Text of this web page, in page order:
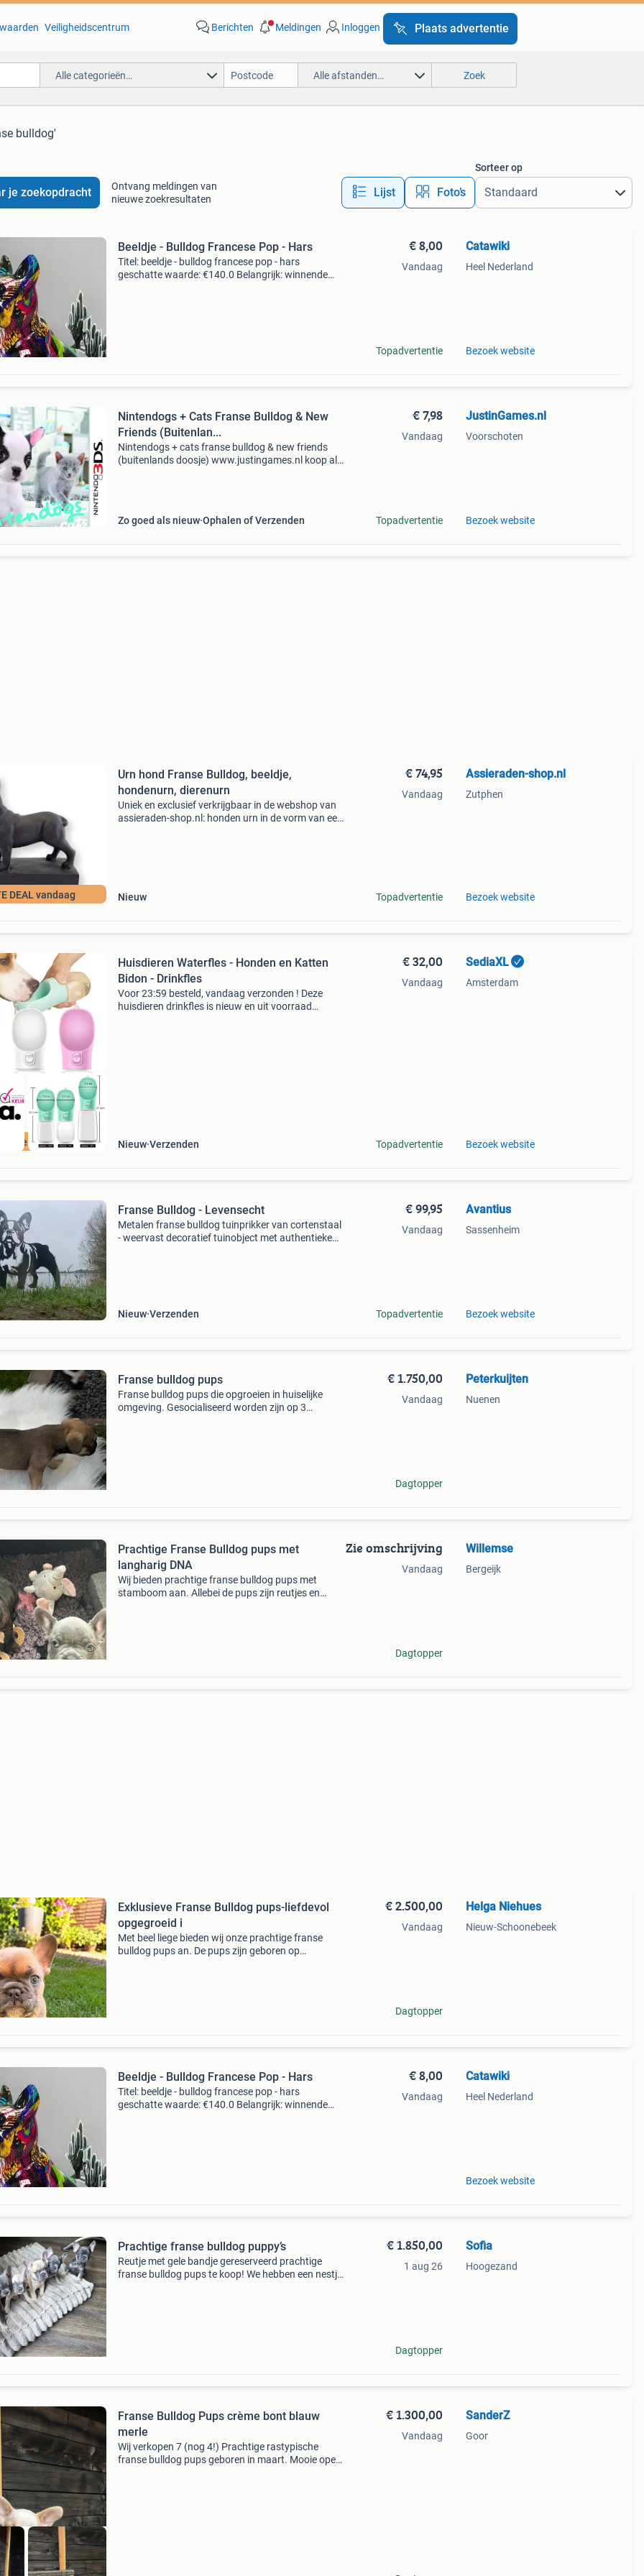
Veiligheidscentrum Berichten Meldingen Inloggen Plaats advertentie
Alle categorieën… Alle afstanden… Zoek
bulldog'
je zoekopdracht
Ontvang meldingen van
nieuwe zoekresultaten
Lijst Foto’s
Sorteer op
Beeldje - Bulldog Francese Pop - Hars
Titel: beeldje - bulldog francese pop - hars
geschatte waarde: €140.0 Belangrijk: winnende
€ 8,00
Vandaag
Topadvertentie
Catawiki
Heel Nederland
Bezoek website
Nintendogs + Cats Franse Bulldog & New
Friends (Buitenlan...
Nintendogs + cats franse bulldog & new friends
(buitenlands doosje) www.justingames.nl koop al
Zo goed als nieuw Ophalen of Verzenden
€ 7,98
Vandaag
Topadvertentie
JustinGames.nl
Voorschoten
Bezoek website
DEAL vandaag
Urn hond Franse Bulldog, beeldje,
hondenurn, dierenurn
Uniek en exclusief verkrijgbaar in de webshop van
assieraden-shop.nl: honden urn in de vorm van een
Nieuw
€ 74,95
Vandaag
Topadvertentie
Assieraden-shop.nl
Zutphen
Bezoek website
met 9+
Huisdieren Waterfles - Honden en Katten
Bidon - Drinkfles
Voor 23:59 besteld, vandaag verzonden ! Deze
huisdieren drinkfles is nieuw en uit voorraad
Nieuw Verzenden
€ 32,00
Vandaag
Topadvertentie
SediaXL
Amsterdam
Bezoek website
Franse Bulldog - Levensecht
Metalen franse bulldog tuinprikker van cortenstaal
- weervast decoratief tuinobject met authentieke
Nieuw Verzenden
€ 99,95
Vandaag
Topadvertentie
Avantius
Sassenheim
Bezoek website
Franse bulldog pups
Franse bulldog pups die opgroeien in huiselijke
omgeving. Gesocialiseerd worden zijn op 3
€ 1.750,00
Vandaag
Dagtopper
Peterkuijten
Nuenen
Prachtige Franse Bulldog pups met
langharig DNA
Wij bieden prachtige franse bulldog pups met
stamboom aan. Allebei de pups zijn reutjes en
Zie omschrijving
Vandaag
Dagtopper
Willemse
Bergeijk
Exklusieve Franse Bulldog pups-liefdevol
opgegroeid i️
Met beel liege bieden wij onze prachtige franse
bulldog pups an. De pups zijn geboren op
€ 2.500,00
Vandaag
Dagtopper
Helga Niehues
Nieuw-Schoonebeek
Beeldje - Bulldog Francese Pop - Hars
Titel: beeldje - bulldog francese pop - hars
geschatte waarde: €140.0 Belangrijk: winnende
€ 8,00
Vandaag
Catawiki
Heel Nederland
Bezoek website
Prachtige franse bulldog puppy’s
Reutje met gele bandje gereserveerd prachtige
franse bulldog pups te koop! We hebben een nestje
€ 1.850,00
1 aug 26
Dagtopper
Sofia
Hoogezand
Franse Bulldog Pups crème bont blauw
merle
Wij verkopen 7 (nog 4!) Prachtige rastypische
franse bulldog pups geboren in maart. Mooie open
€ 1.300,00
Vandaag
SanderZ
Goor